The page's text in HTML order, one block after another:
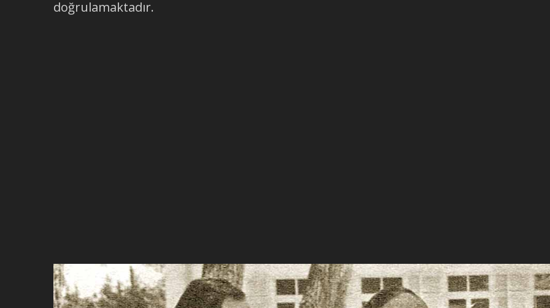
doğrulamaktadır.